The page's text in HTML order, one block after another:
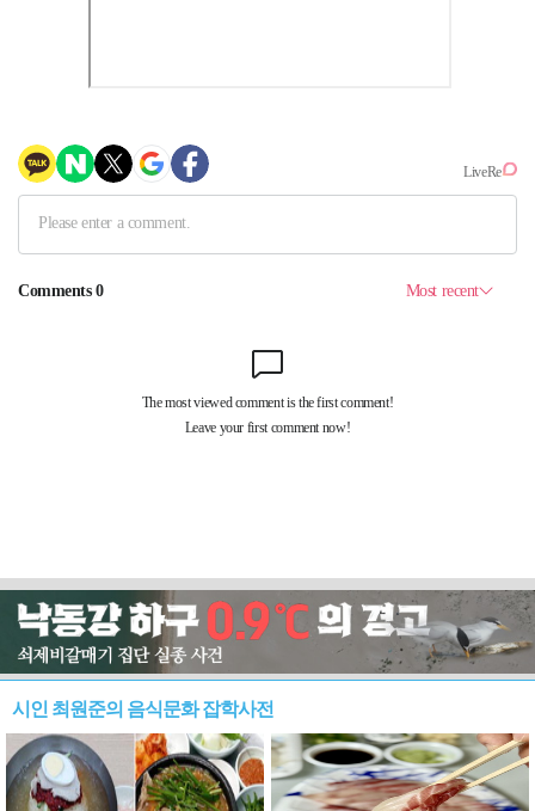
시인 최원준의 음식문화 잡학사전